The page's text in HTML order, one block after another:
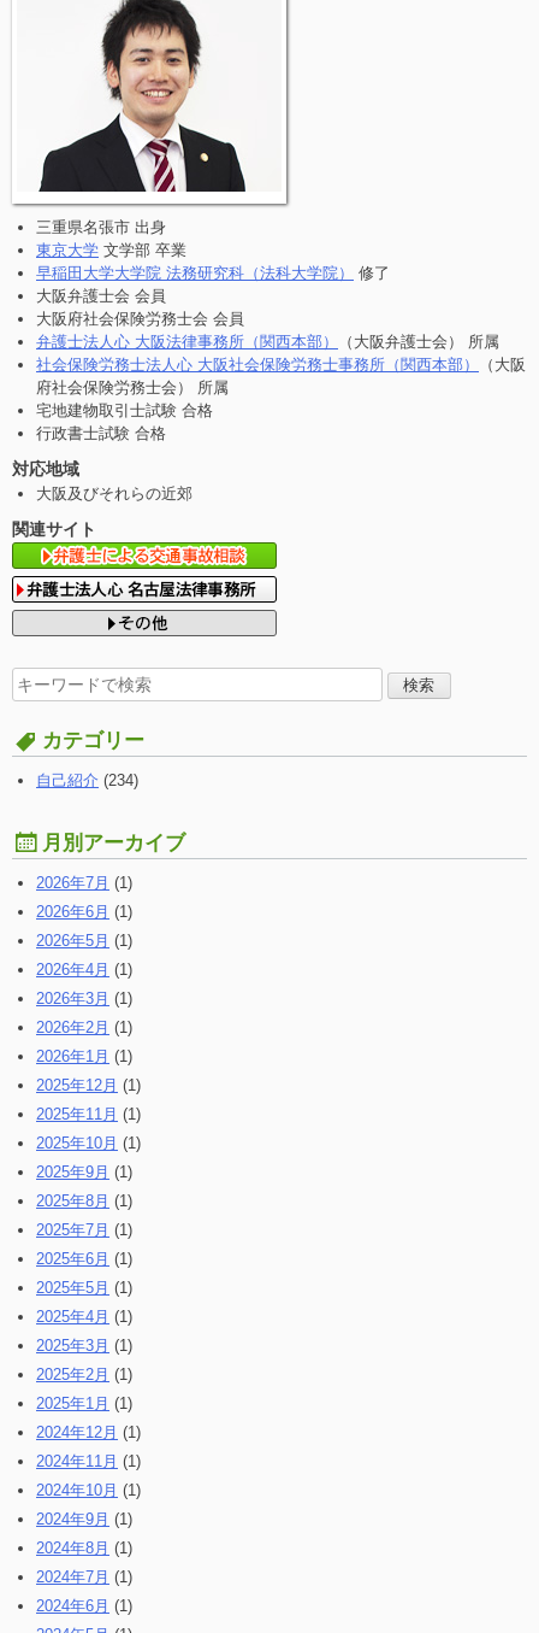
三重県名張市 出身
東京大学 文学部 卒業
早稲田大学大学院 法務研究科（法科大学院）
修了
大阪弁護士会 会員
大阪府社会保険労務士会 会員
弁護士法人心 大阪法律事務所（関西本部）
（大阪弁護士会） 所属
社会保険労務士法人心 大阪社会保険労務士事務所（関西本部）
（大阪
府社会保険労務士会） 所属
宅地建物取引士試験 合格
行政書士試験 合格
対応地域
大阪及びそれらの近郊
関連サイト
検
索
す
る:
カテゴリー
自己紹介 (234)
月別アーカイブ
2026年7月 (1)
2026年6月 (1)
2026年5月 (1)
2026年4月 (1)
2026年3月 (1)
2026年2月 (1)
2026年1月 (1)
2025年12月 (1)
2025年11月 (1)
2025年10月 (1)
2025年9月 (1)
2025年8月 (1)
2025年7月 (1)
2025年6月 (1)
2025年5月 (1)
2025年4月 (1)
2025年3月 (1)
2025年2月 (1)
2025年1月 (1)
2024年12月 (1)
2024年11月 (1)
2024年10月 (1)
2024年9月 (1)
2024年8月 (1)
2024年7月 (1)
2024年6月 (1)